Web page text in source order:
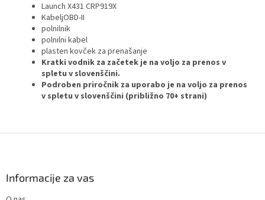
Launch X431 CRP919X
KabeljOBD-II
polnilnik
polnilni kabel
plasten kovček za prenašanje
Kratki vodnik za začetek je na voljo za prenos v
spletu v slovenščini.
Podroben priročnik za uporabo je na voljo za prenos
v spletu v slovenščini (približno 70+ strani)
Informacije za vas